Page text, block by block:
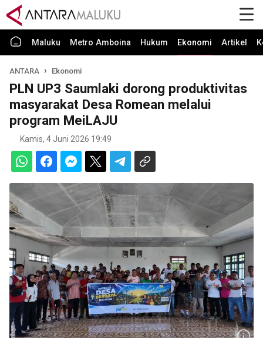
Maluku Metro Amboina Hukum Ekonomi Artikel
ANTARA Ekonomi
PLN UP3 Saumlaki dorong produktivitas
masyarakat Desa Romean melalui
program MeiLAJU
Kamis, 4 Juni 2026 19:49